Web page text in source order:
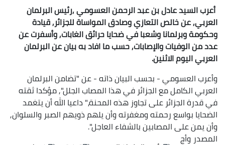
أعرب السيد عادل بن عبد الرحمن العسومي ,رئيس البرلمان
العربي, عن خالص التعازي وصادق المواساة للجزائر, قيادة
وحكومة وبرلمانا وشعبا في ضحايا حرائق الغابات, وأسفرت عن
عدد من الوفيات والإصابات, حسب ما افاد به بيان عن البرلمان
العربي اليوم الاثنين.
وأعرب العسومي - بحسب البيان ذاته - عن "تضامن البرلمان
العربي الكامل مع الجزائر في هذا المصاب الجلل", مؤكدا ثقته
في قدرة الجزائر على تجاوز هذه المحنة," داعيا الله أن يتغمد
الضحايا بواسع رحمته ومغفرته وأن يلهم ذويهم الصبر والسلوان,
وأن يمن على المصابين بالشفاء العاجل".
المصدروأج